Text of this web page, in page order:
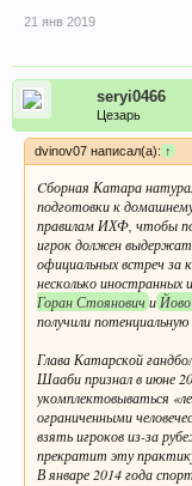
21 янв 2019
seryi0466
Цезарь
dvinov07 написал(а): ↑
Cборная Катара
подготовки к
правилам ИХФ, чтобы
игрок должен
официальных встреч за
несколько иностранных
Горан Стояновичи
получили
Глава Катарской
Шааби признал в июне
укомплектовываться
ограниченными
взять игроков из-за
прекратит эту
В январе 2014 года